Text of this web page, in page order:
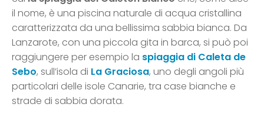
il nome, è una piscina naturale di acqua cristallina
caratterizzata da una bellissima sabbia bianca. Da
Lanzarote, con una piccola gita in barca, si può poi
raggiungere per esempio la spiaggia di Caleta de
Sebo, sull’isola di La Graciosa, uno degli angoli più
particolari delle isole Canarie, tra case bianche e
strade di sabbia dorata.